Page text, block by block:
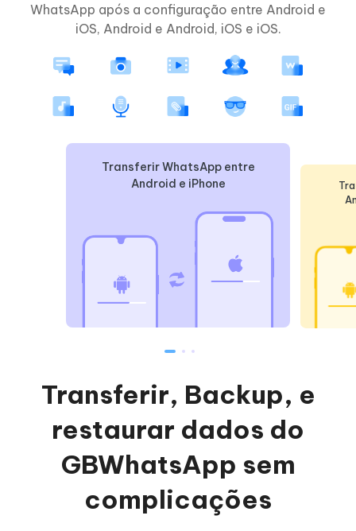
WhatsApp após a configuração entre Android e
iOS, Android e Android, iOS e iOS.
Transferir WhatsApp entre
Android e iPhone
Transferir, Backup, e
restaurar dados do
GBWhatsApp sem
complicações